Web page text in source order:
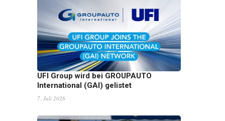
UFI Group wird bei GROUPAUTO
International (GAI) gelistet
7. Juli 2026